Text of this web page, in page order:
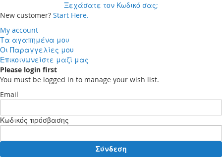
Ξεχάσατε τον Κωδικό σας;
New customer? Start Here.
My account
Τα αγαπημένα μου
Οι Παραγγελίες μου
Επικοινωνείστε μαζί μας
Please login first
You must be logged in to manage your wish list.
Email
Κωδικός πρόσβασης
Σύνδεση